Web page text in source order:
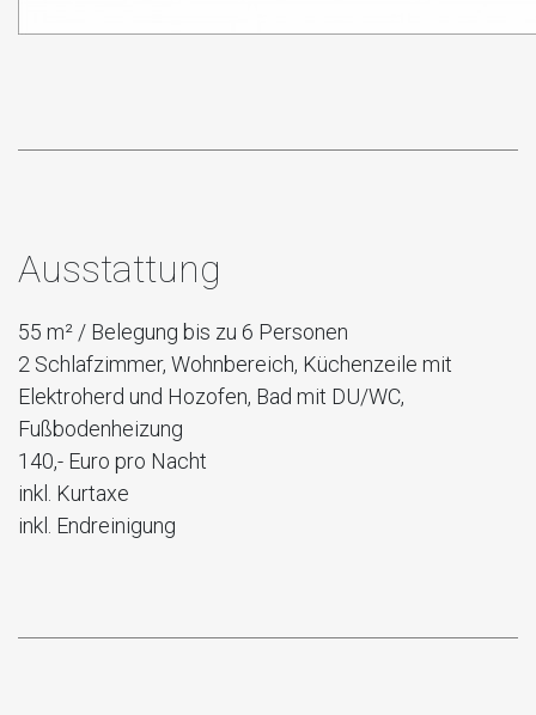
Ausstattung
55 m² / Belegung bis zu 6 Personen
2 Schlafzimmer, Wohnbereich, Küchenzeile mit
Elektroherd und Hozofen, Bad mit DU/WC,
Fußbodenheizung
140,- Euro pro Nacht
inkl. Kurtaxe
inkl. Endreinigung